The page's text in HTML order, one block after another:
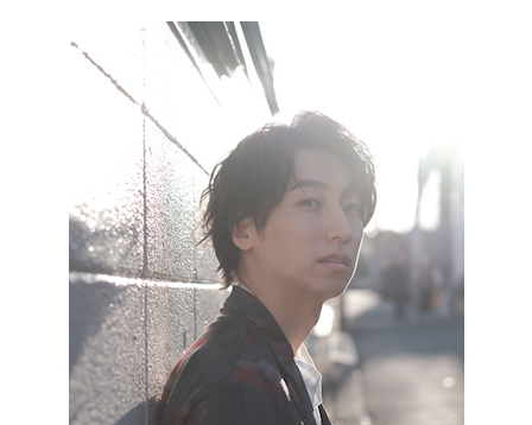
#男性シンガーグループ
お問い合わせ
記事リクエスト
muevoクラウドファンディング
muevoコミュニティ
ぶいクラ！by muevo